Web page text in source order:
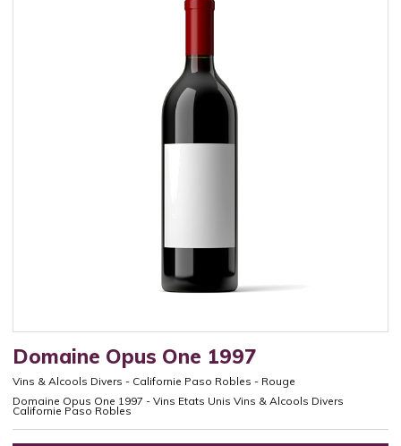
Domaine Opus One 1997
Vins & Alcools Divers - Californie Paso Robles - Rouge
Domaine Opus One 1997 - Vins Etats Unis Vins & Alcools Divers
Californie Paso Robles